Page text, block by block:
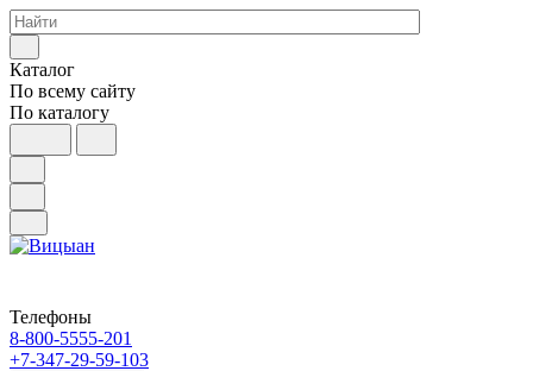
Каталог
По всему сайту
По каталогу
Телефоны
8-800-5555-201
+7-347-29-59-103